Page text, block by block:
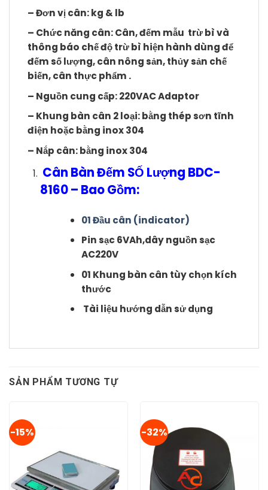
– Đơn vị cân: kg & lb
– Chức năng cân: Cân, đếm mẫu trừ bì và
thông báo chế độ trừ bì hiện hành dùng để
đếm số lượng, cân nông sản, thủy sản chế
biến, cân thực phẩm .
– Nguồn cung cấp: 220VAC Adaptor
– Khung bàn cân 2 loại: bằng thép sơn tĩnh
điện hoặc bằng inox 304
– Nắp cân: bằng inox 304
Cân Bàn Đếm SỐ Lượng BDC-
8160 – Bao Gồm:
01 Đầu cân (indicator)
Pin sạc 6VAh,dây nguồn sạc
AC220V
01 Khung bàn cân tùy chọn kích
thước
Tài liệu hướng dẫn sử dụng
SẢN PHẨM TƯƠNG TỰ
-15% -32%